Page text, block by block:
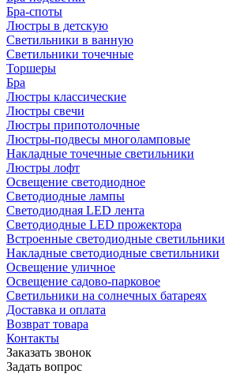
Бра-споты
Люстры в детскую
Светильники в ванную
Светильники точечные
Торшеры
Бра
Люстры классические
Люстры свечи
Люстры припотолочные
Люстры-подвесы многоламповые
Накладные точечные светильники
Люстры лофт
Освещение светодиодное
Светодиодные лампы
Светодиодная LED лента
Светодиодные LED прожектора
Встроенные светодиодные светильники
Накладные светодиодные светильники
Освещение уличное
Освещение садово-парковое
Светильники на солнечных батареях
Доставка и оплата
Возврат товара
Контакты
Заказать звонок
Задать вопрос